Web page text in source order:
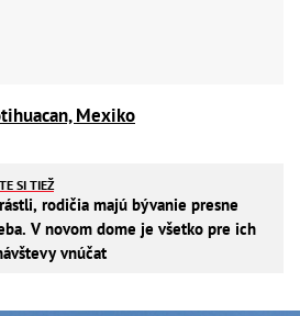
Mexiko
SI TIEŽ
rodičia majú bývanie presne
V novom dome je všetko pre ich
vnúčat